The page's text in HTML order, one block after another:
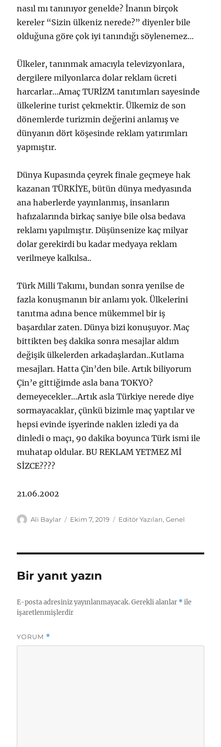
nasıl mı tanınıyor genelde? İnanın birçok
kereler “Sizin ülkeniz nerede?” diyenler bile
olduğuna göre çok iyi tanındığı söylenemez…
Ülkeler, tanınmak amacıyla televizyonlara,
dergilere milyonlarca dolar reklam ücreti
harcarlar…Amaç TURİZM tanıtımları sayesinde
ülkelerine turist çekmektir. Ülkemiz de son
dönemlerde turizmin değerini anlamış ve
dünyanın dört köşesinde reklam yatırımları
yapmıştır.
Dünya Kupasında çeyrek finale geçmeye hak
kazanan TÜRKİYE, bütün dünya medyasında
ana haberlerde yayınlanmış, insanların
hafızalarında birkaç saniye bile olsa bedava
reklamı yapılmıştır. Düşünsenize kaç milyar
dolar gerekirdi bu kadar medyaya reklam
verilmeye kalkılsa..
Türk Milli Takımı, bundan sonra yenilse de
fazla konuşmanın bir anlamı yok. Ülkelerini
tanıtma adına bence mükemmel bir iş
başardılar zaten. Dünya bizi konuşuyor. Maç
bittikten beş dakika sonra mesajlar aldım
değişik ülkelerden arkadaşlardan..Kutlama
mesajları. Hatta Çin’den bile. Artık biliyorum
Çin’e gittiğimde asla bana TOKYO?
demeyecekler…Artık asla Türkiye nerede diye
sormayacaklar, çünkü bizimle maç yaptılar ve
hepsi evinde işyerinde naklen izledi ya da
dinledi o maçı, 90 dakika boyunca Türk ismi ile
muhatap oldular. BU REKLAM YETMEZ Mİ
SİZCE????
21.06.2002
Yazar
Ali Baylar
Yayın
Ekim 7, 2019 Kategoriler
Editör Yazıları,Genel
Bir yanıt yazın
E-posta adresiniz yayınlanmayacak. Gerekli alanlar *ile
işaretlenmişlerdir
YORUM *